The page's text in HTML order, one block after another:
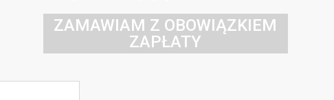
ZAMAWIAM Z OBOWIĄZKIEM
ZAPŁATY